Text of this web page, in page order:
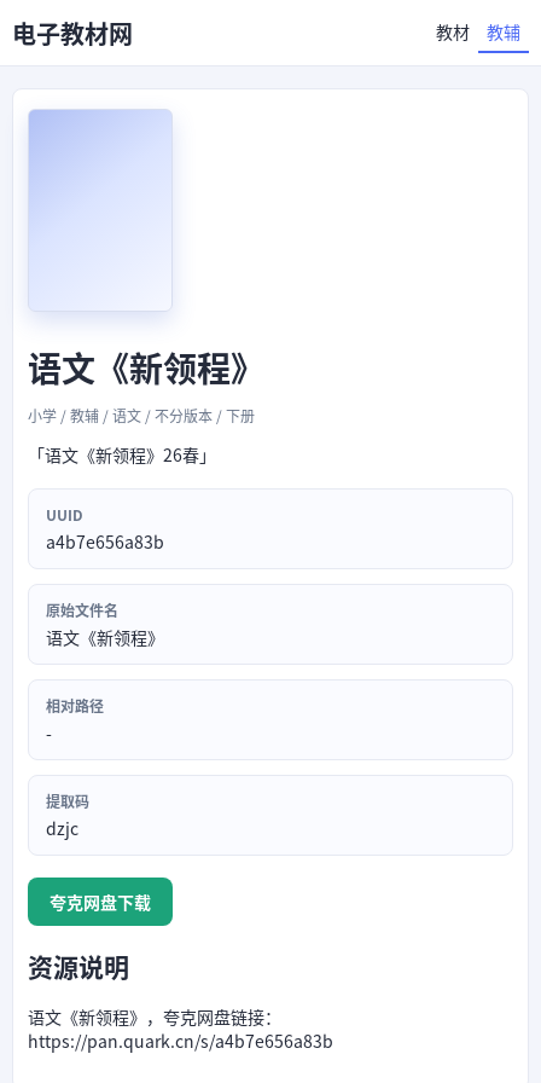
电子教材网 教材 教辅
语文《新领程》
小学 / 教辅 / 语文 / 不分版本 / 下册
「语文《新领程》26春」
UUID
a4b7e656a83b
原始文件名
语文《新领程》
相对路径
-
提取码
dzjc
夸克网盘下载
资源说明
语文《新领程》，夸克网盘链接：
https://pan.quark.cn/s/a4b7e656a83b